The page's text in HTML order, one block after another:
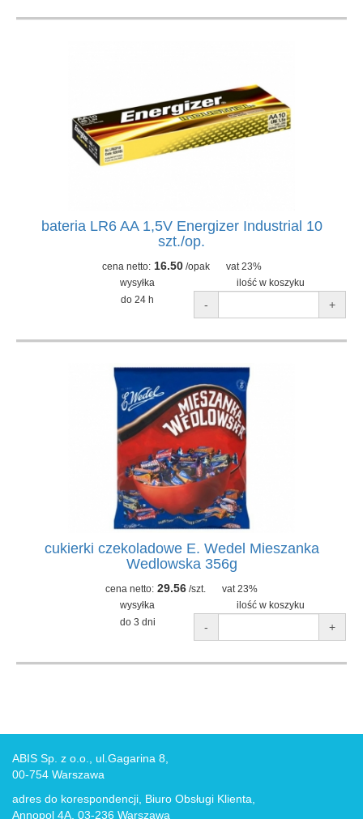
bateria LR6 AA 1,5V Energizer Industrial 10
szt./op.
cena netto: 16.50/opak
vat 23%
wysyłka
ilość w koszyku
do 24 h
- +
cukierki czekoladowe E. Wedel Mieszanka
Wedlowska 356g
cena netto: 29.56 /szt.
vat 23%
wysyłka
ilość w koszyku
do 3 dni
- +
ABIS Sp. z o.o., ul.Gagarina 8,
00-754 Warszawa
adres do korespondencji, Biuro Obsługi Klienta,
Annopol 4A, 03-236 Warszawa